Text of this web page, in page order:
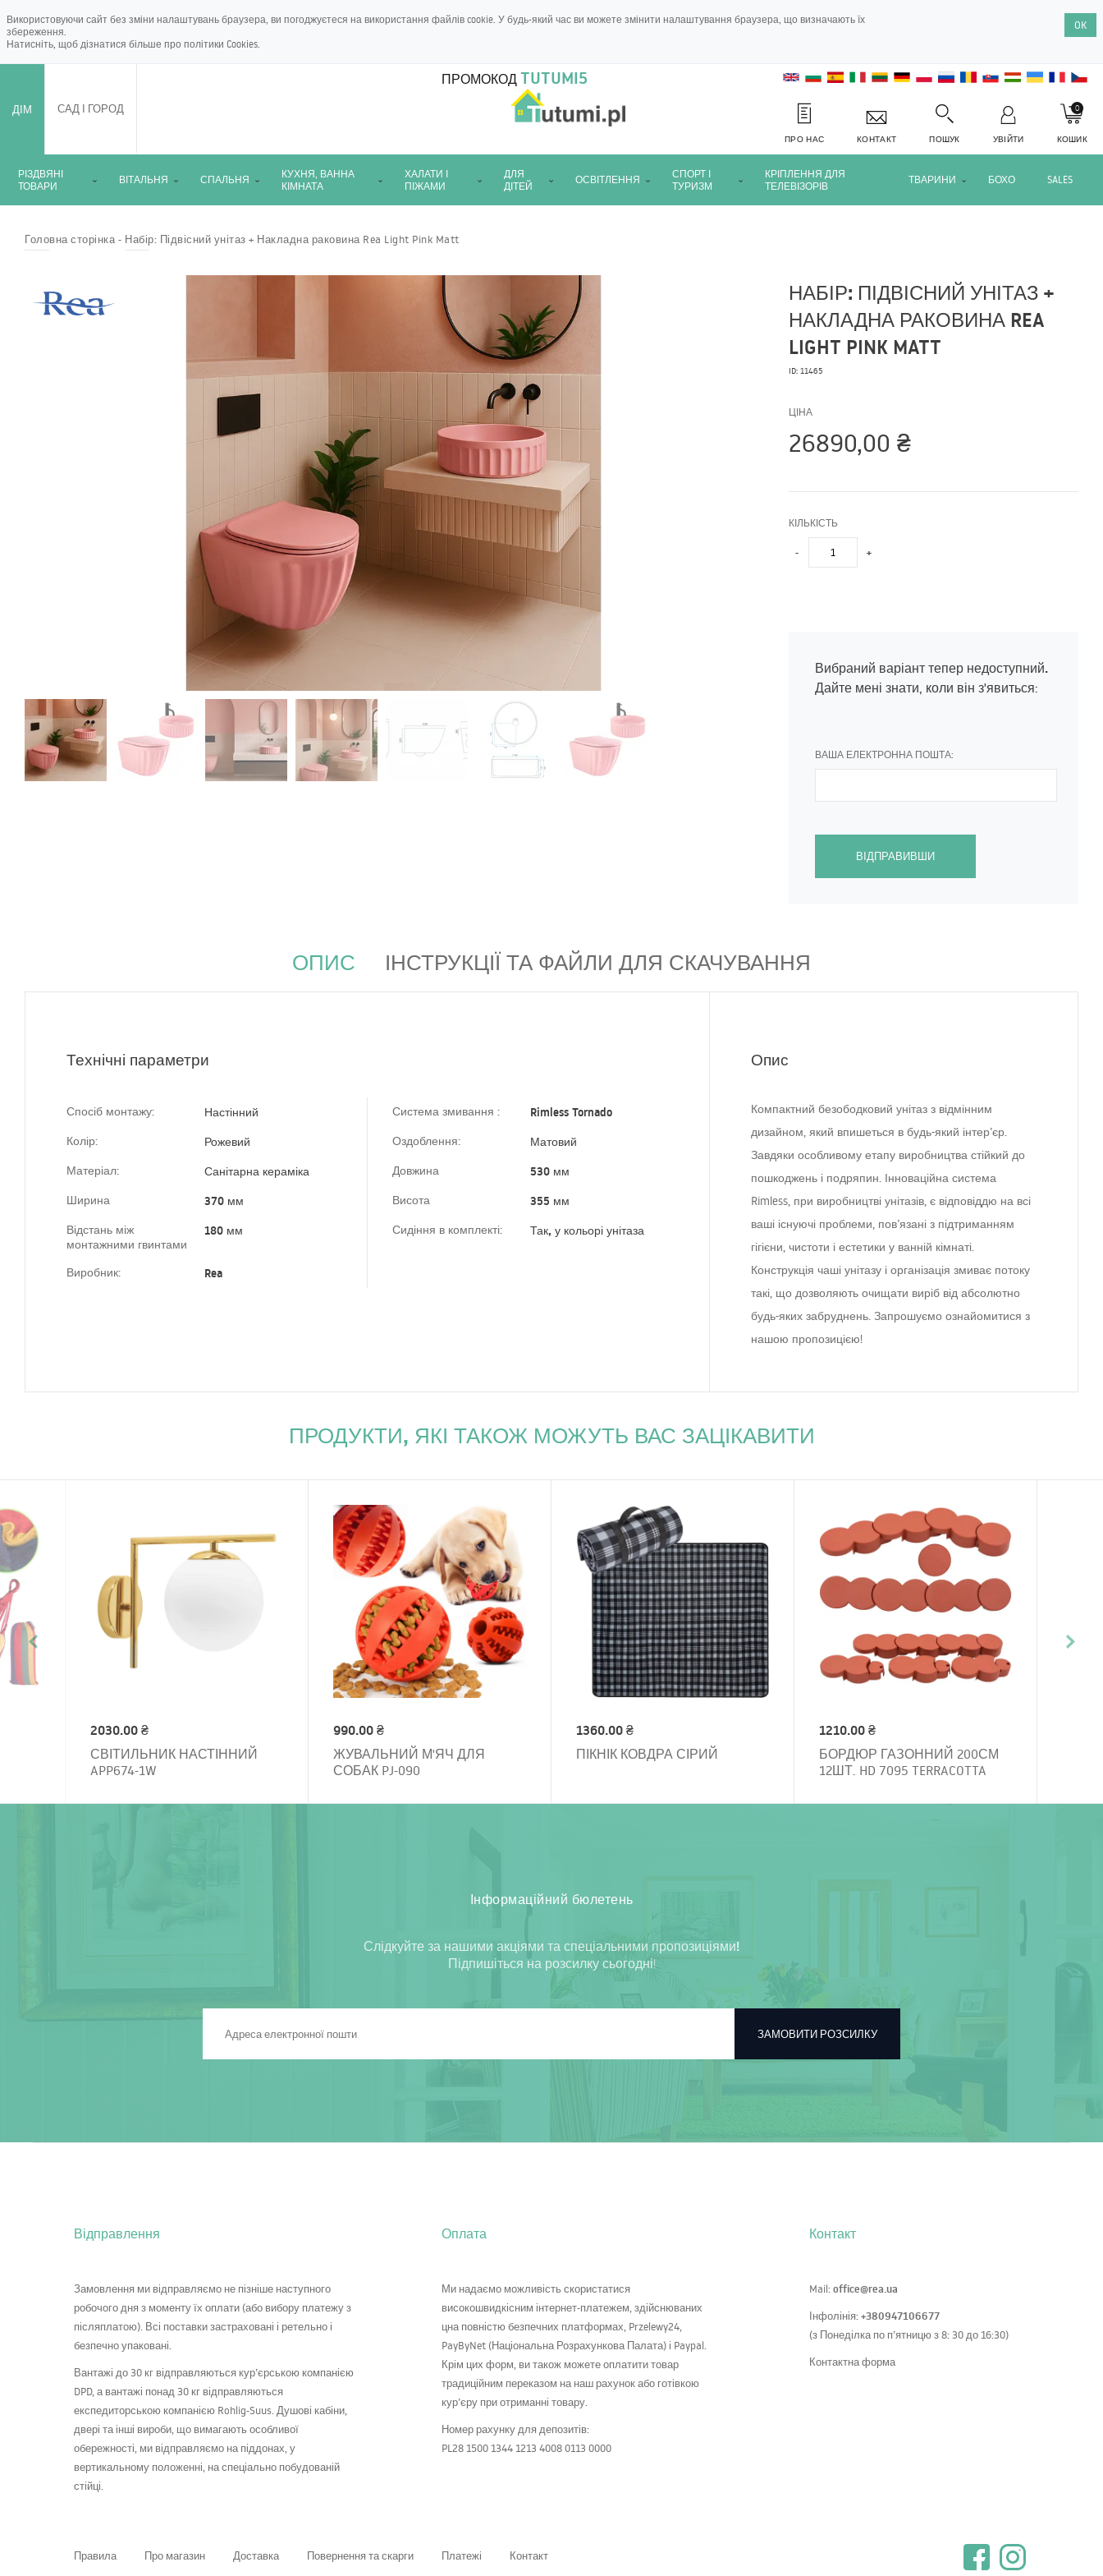
Використовуючи сайт без зміни налаштувань браузера, ви погоджуєтеся на використання файлів cookie. У будь-який час ви можете змінити налаштування браузера, що визначають їх
збереження.
Натисніть, щоб дізнатися більше про політики Cookies.
OK
ДІМ САД І ГОРОД
ПРОМОКОД TUTUMI5
ПРО НАС КОНТАКТ ПОШУК УВІЙТИ КОШИК
0
РІЗДВЯНІ
ТОВАРИ
ВІТАЛЬНЯ СПАЛЬНЯ
КУХНЯ, ВАННА
КІМНАТА
ХАЛАТИ І
ПІЖАМИ
ДЛЯ
ДІТЕЙ
ОСВІТЛЕННЯ
СПОРТ І
ТУРИЗМ
КРІПЛЕННЯ ДЛЯ
ТЕЛЕВІЗОРІВ
ТВАРИНИ БОХО SALES
Головна сторінка Набір: Підвісний унітаз + Накладна раковина Rea Light Pink Matt
НАБІР: ПІДВІСНИЙ УНІТАЗ +
НАКЛАДНА РАКОВИНА REA
LIGHT PINK MATT
ID: 11465
ЦІНА
26890,00 ₴
КІЛЬКІСТЬ
- +
Вибраний варіант тепер недоступний.
Дайте мені знати, коли він з'явиться:
ВАША ЕЛЕКТРОННА ПОШТА:
ВІДПРАВИВШИ
ОПИС ІНСТРУКЦІЇ ТА ФАЙЛИ ДЛЯ СКАЧУВАННЯ
Технічні параметри
Спосіб монтажу: Настінний Система змивання : Rimless Tornado
Колір: Рожевий Оздоблення: Матовий
Матеріал: Санітарна кераміка Довжина 530 мм
Ширина 370 мм Висота 355 мм
Відстань між
монтажними гвинтами
180 мм Сидіння в комплекті: Так, у кольорі унітаза
Виробник: Rea
Опис
Компактний безободковий унітаз з відмінним
дизайном, який впишеться в будь-який інтер’єр.
Завдяки особливому етапу виробництва стійкий до
пошкоджень і подряпин. Інноваційна система
Rimless, при виробництві унітазів, є відповіддю на всі
ваші існуючі проблеми, пов’язані з підтриманням
гігієни, чистоти і естетики у ванній кімнаті.
Конструкція чаші унітазу і організація змиває потоку
такі, що дозволяють очищати виріб від абсолютно
будь-яких забруднень. Запрошуємо ознайомитися з
нашою пропозицією!
ПРОДУКТИ, ЯКІ ТАКОЖ МОЖУТЬ ВАС ЗАЦІКАВИТИ
2030.00 ₴
СВІТИЛЬНИК НАСТІННИЙ
APP674-1W
990.00 ₴
ЖУВАЛЬНИЙ М'ЯЧ ДЛЯ
СОБАК PJ-090
1360.00 ₴
ПІКНІК КОВДРА СІРИЙ
1210.00 ₴
БОРДЮР ГАЗОННИЙ 200СМ
12ШТ. HD 7095 TERRACOTTA
Інформаційний бюлетень
Слідкуйте за нашими акціями та спеціальними пропозиціями!
Підпишіться на розсилку сьогодні!
ЗАМОВИТИ РОЗСИЛКУ
Відправлення
Замовлення ми відправляємо не пізніше наступного
робочого дня з моменту їх оплати (або вибору платежу з
післяплатою). Всі поставки застраховані і ретельно і
безпечно упаковані.
Вантажі до 30 кг відправляються кур’єрською компанією
DPD, а вантажі понад 30 кг відправляються
експедиторською компанією Rohlig-Suus. Душові кабіни,
двері та інші вироби, що вимагають особливої
обережності, ми відправляємо на піддонах, у
вертикальному положенні, на спеціально побудованій
стійці.
Оплата
Ми надаємо можливість скористатися
високошвидкісним інтернет-платежем, здійснюваних
цна повністю безпечних платформах, Przelewy24,
PayByNet (Національна Розрахункова Палата) і Paypal.
Крім цих форм, ви також можете оплатити товар
традиційним переказом на наш рахунок або готівкою
кур’єру при отриманні товару.
Номер рахунку для депозитів:
PL28 1500 1344 1213 4008 0113 0000
Контакт
Mail:office@rea.ua
Інфолінія:+380947106677
(з Понеділка по п’ятницю з 8: 30 до 16:30)
Контактна форма
Правила Про магазин Доставка Повернення та скарги Платежі Контакт